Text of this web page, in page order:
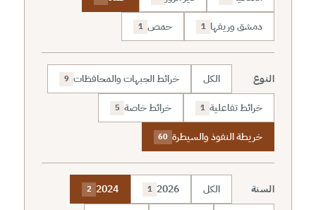
دمشق وريفها 1 حمص 1
النوع الكل خرائط الجبهات والمحافظات 9
خرائط تفاعلية 1 خرائط خاصة 5
خريطة النفوذ والسيطرة 60
السنة الكل 2026
1
2024
2